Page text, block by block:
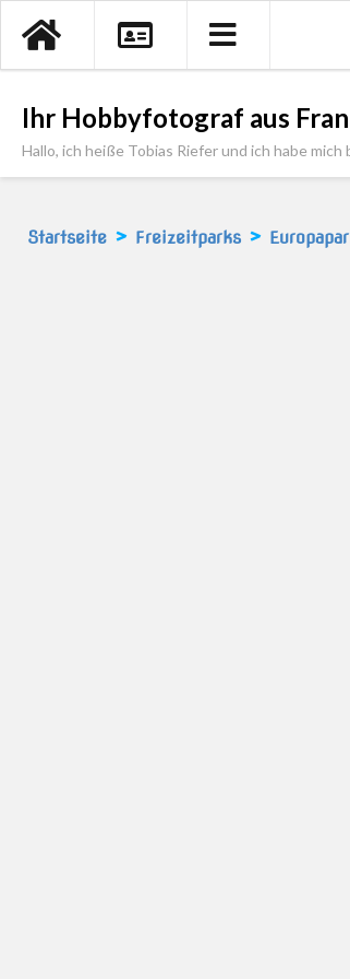
Ihr Hobbyfotograf aus
Hallo, ich heiße Tobias Riefer und ich habe
Startseite > Freizeitparks >